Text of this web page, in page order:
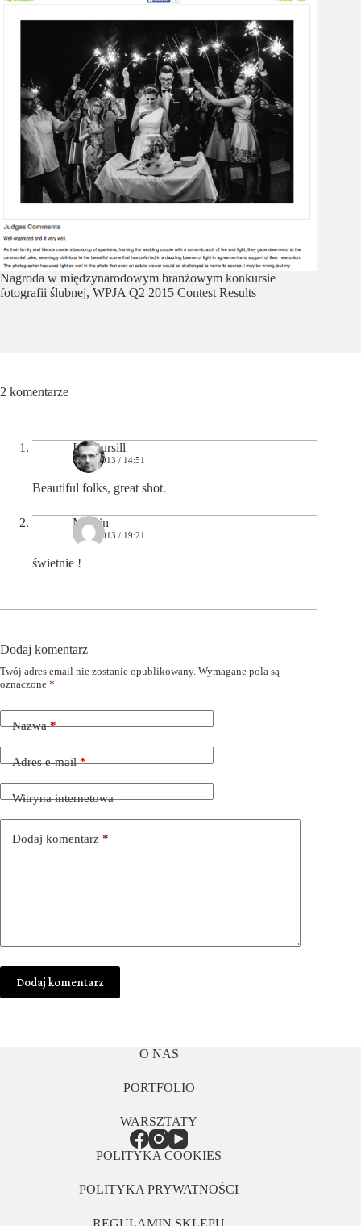
Nagroda w międzynarodowym branżowym konkursie
fotografii ślubnej, WPJA Q2 2015 Contest Results
2 komentarze
Ian Bursill
09/03/2013 / 14:51
Beautiful folks, great shot.
Marcin
27/03/2013 / 19:21
świetnie !
Dodaj komentarz
Twój adres email nie zostanie opublikowany. Wymagane pola są
oznaczone *
Nazwa*
Adres e-mail*
Witryna internetowa
Dodaj komentarz *
Dodaj komentarz
O NAS
PORTFOLIO
WARSZTATY
POLITYKA COOKIES
POLITYKA PRYWATNOŚCI
REGULAMIN SKLEPU